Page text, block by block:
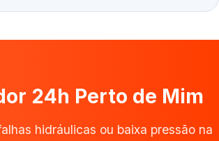
24h Perto de Mim
hidráulicas ou baixa pressão na